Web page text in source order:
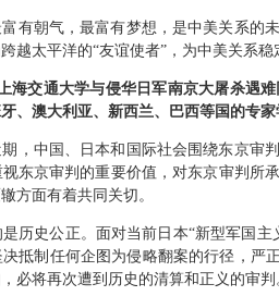
有朝气，最富有梦想，是中美关系
越太平洋的“友谊使者”，为中美关系稳
海交通大学与侵华日军南京大屠杀遇
、澳大利亚、新西兰、巴西等国的专
，中国、日本和国际社会围绕东京审
东京审判的重要价值，对东京审判
方面有着共同关切。
历史公正。面对当前日本“新型军国
抵制任何企图为侵略翻案的行径，严
必将再次遭到历史的清算和正义的审判